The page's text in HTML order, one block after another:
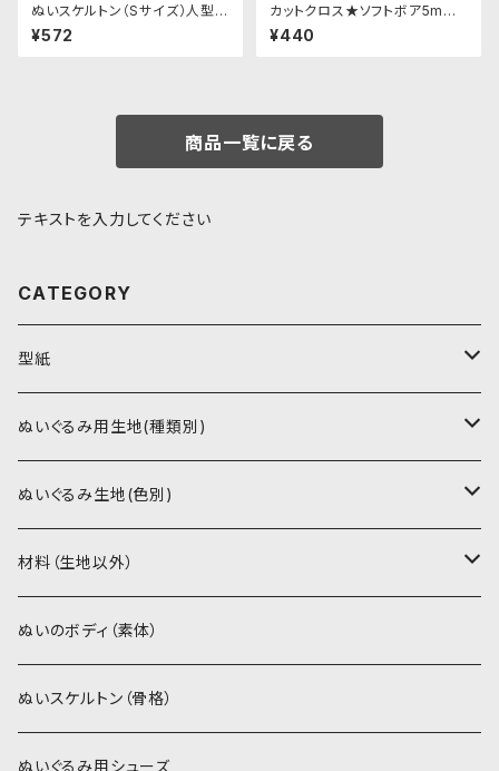
ぬいスケルトン（Sサイズ）人型ぬ
いぐるみ用ナチュラル可動骨格
¥572
カットクロス★ソフトボア5mm
(ブライトグリーン)LB010 ボア
生地 50cm × 45cm
¥440
商品一覧に戻る
テキストを入力してください
CATEGORY
型紙
書籍（紙の本）
PDFデータ（ダウンロード）
ぬいぐるみ用生地(種類別)
ソフトボア（短毛）
ソフトボア（5mm）
ぬいトリコット
スキンカラー生地
カーリーベルボア
ぬいぐるみ生地(色別)
ソフトボア
スキンカラー系
白系
ぬいトリコット
スキンカラー系
白系
材料（生地以外）
アイロン接着シート
ステッチカラー
ミニワッペン
ぬいのボディ（素体）
ぬいスケルトン（骨格）
ぬいぐるみ用シューズ